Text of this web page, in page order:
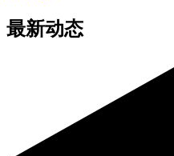
最新动态